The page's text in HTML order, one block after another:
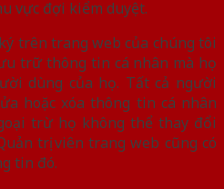
vực đợi kiểm duyệt.
trên trang web của chúng tôi
trữ thông tin cá nhân mà họ
dùng của họ. Tất cả người
hoặc xóa thông tin cá nhân
trừ họ không thể thay đổi
trị viên trang web cũng có
tin đó.